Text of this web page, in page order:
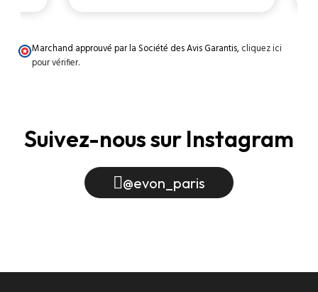
Marchand approuvé par la Société des Avis Garantis, cliquez ici
pour vérifier.
Suivez-nous sur Instagram
@evon_paris